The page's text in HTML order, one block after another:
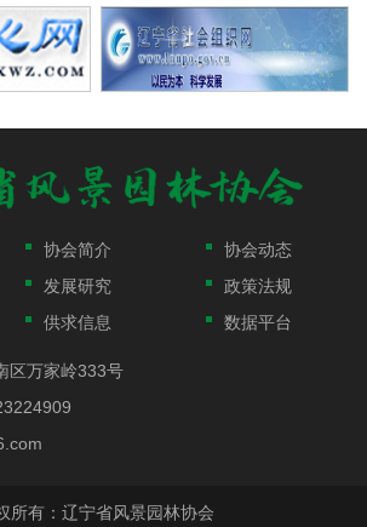
协会简介
协会动态
发展研究
政策法规
供求信息 数据平台
区万家岭333号
所有：辽宁省风景园林协会